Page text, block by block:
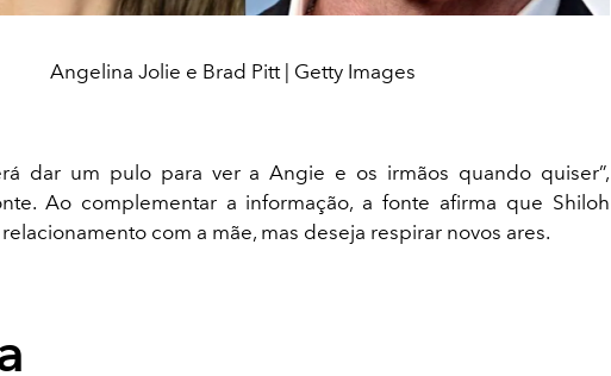
Angelina Jolie e Brad Pitt | Getty Images
dar um pulo para ver a Angie e os irmãos quando quiser”,
Ao complementar a informação, a fonte afirma que Shiloh
com a mãe, mas deseja respirar novos ares.